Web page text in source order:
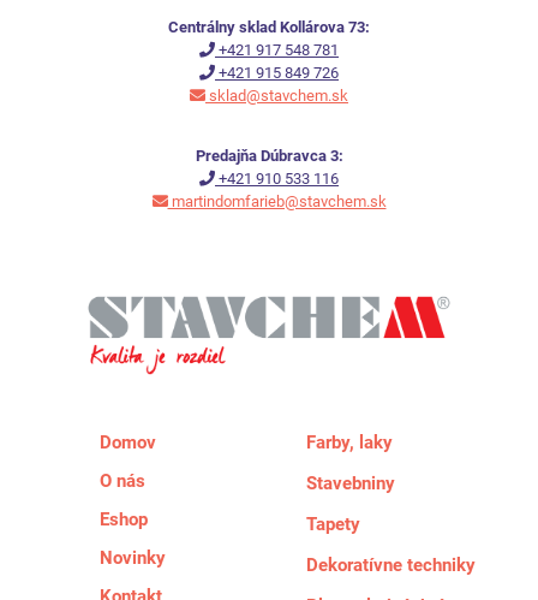
Centrálny sklad Kollárova 73:
+421 917 548 781
+421 915 849 726
sklad@stavchem.sk
Predajňa Dúbravca 3:
+421 910 533 116
martindomfarieb@stavchem.sk
Domov
O nás
Eshop
Novinky
Farby, laky
Stavebniny
Tapety
Dekoratívne techniky